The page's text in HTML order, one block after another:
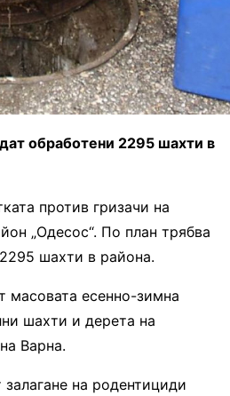
обработени 2295 шахти в
против гризачи на
„Одесос“. По план трябва
шахти в района.
масовата есенно-зимна
шахти и дерета на
Варна.
на родентициди